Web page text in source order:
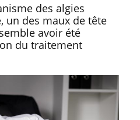
des algies
un des maux de tête
avoir été
du traitement